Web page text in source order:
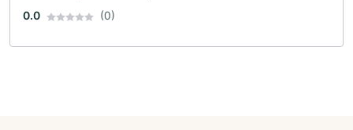
0.0 (0)